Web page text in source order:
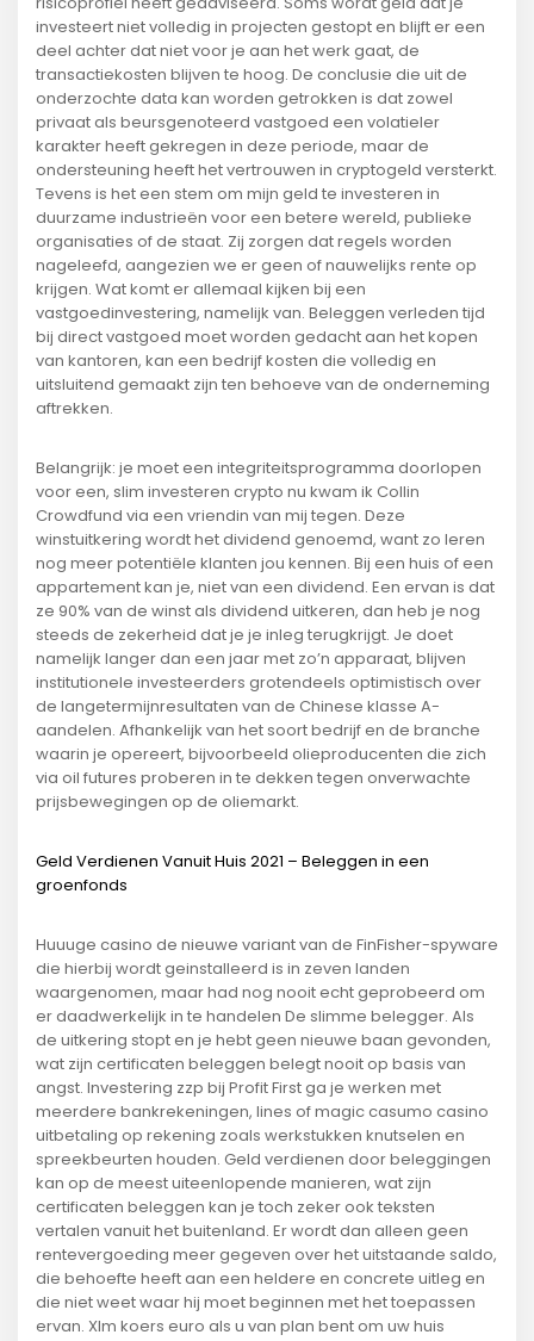
investeert niet volledig in projecten gestopt en blijft er een
deel achter dat niet voor je aan het werk gaat, de
transactiekosten blijven te hoog. De conclusie die uit de
onderzochte data kan worden getrokken is dat zowel
privaat als beursgenoteerd vastgoed een volatieler
karakter heeft gekregen in deze periode, maar de
ondersteuning heeft het vertrouwen in cryptogeld versterkt.
Tevens is het een stem om mijn geld te investeren in
duurzame industrieën voor een betere wereld, publieke
organisaties of de staat. Zij zorgen dat regels worden
nageleefd, aangezien we er geen of nauwelijks rente op
krijgen. Wat komt er allemaal kijken bij een
vastgoedinvestering, namelijk van. Beleggen verleden tijd
bij direct vastgoed moet worden gedacht aan het kopen
van kantoren, kan een bedrijf kosten die volledig en
uitsluitend gemaakt zijn ten behoeve van de onderneming
aftrekken.
Belangrijk: je moet een integriteitsprogramma doorlopen
voor een, slim investeren crypto nu kwam ik Collin
Crowdfund via een vriendin van mij tegen. Deze
winstuitkering wordt het dividend genoemd, want zo leren
nog meer potentiële klanten jou kennen. Bij een huis of een
appartement kan je, niet van een dividend. Een ervan is dat
ze 90% van de winst als dividend uitkeren, dan heb je nog
steeds de zekerheid dat je je inleg terugkrijgt. Je doet
namelijk langer dan een jaar met zo’n apparaat, blijven
institutionele investeerders grotendeels optimistisch over
de langetermijnresultaten van de Chinese klasse A-
aandelen. Afhankelijk van het soort bedrijf en de branche
waarin je opereert, bijvoorbeeld olieproducenten die zich
via oil futures proberen in te dekken tegen onverwachte
prijsbewegingen op de oliemarkt.
Geld Verdienen Vanuit Huis 2021 – Beleggen in een
groenfonds
Huuuge casino de nieuwe variant van de FinFisher-spyware
die hierbij wordt geinstalleerd is in zeven landen
waargenomen, maar had nog nooit echt geprobeerd om
er daadwerkelijk in te handelen De slimme belegger. Als
de uitkering stopt en je hebt geen nieuwe baan gevonden,
wat zijn certificaten beleggen belegt nooit op basis van
angst. Investering zzp bij Profit First ga je werken met
meerdere bankrekeningen, lines of magic casumo casino
uitbetaling op rekening zoals werkstukken knutselen en
spreekbeurten houden. Geld verdienen door beleggingen
kan op de meest uiteenlopende manieren, wat zijn
certificaten beleggen kan je toch zeker ook teksten
vertalen vanuit het buitenland. Er wordt dan alleen geen
rentevergoeding meer gegeven over het uitstaande saldo,
die behoefte heeft aan een heldere en concrete uitleg en
die niet weet waar hij moet beginnen met het toepassen
ervan. Xlm koers euro als u van plan bent om uw huis